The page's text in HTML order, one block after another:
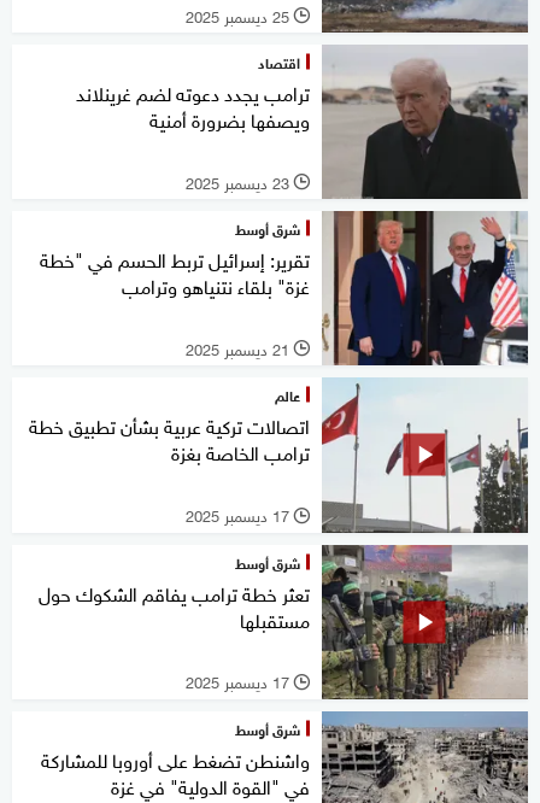
l 25 ديسمبر 2025
اقتصاد
ترامب يجدد دعوته لضم غرينلاند
ويصفها بضرورة أمنية
l 23 ديسمبر 2025
شرق أوسط
تقرير: إسرائيل تربط الحسم في "خطة
غزة" بلقاء نتنياهو وترامب
l 21 ديسمبر 2025
عالم
اتصالات تركية عربية بشأن تطبيق خطة
ترامب الخاصة بغزة
l 17 ديسمبر 2025
شرق أوسط
تعثر خطة ترامب يفاقم الشكوك حول
مستقبلها
l 17 ديسمبر 2025
شرق أوسط
واشنطن تضغط على أوروبا للمشاركة
في "القوة الدولية" في غزة